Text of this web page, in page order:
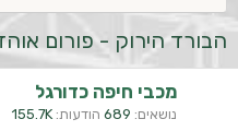
הבורד הירוק - פורום
מכבי חיפה כדורגל
נושאים 689 הודעות 155.7K